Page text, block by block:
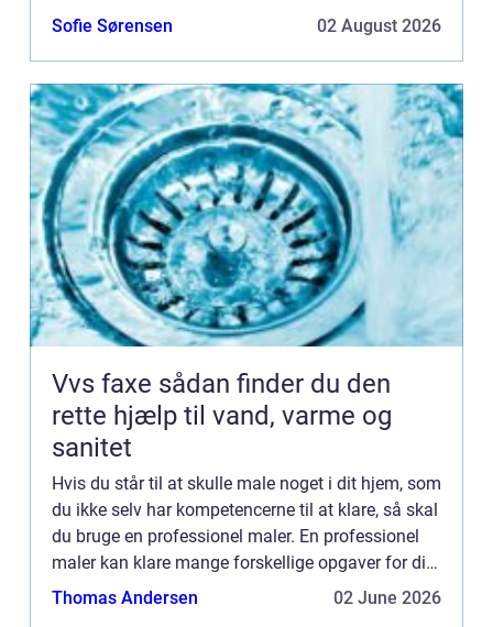
i forbindelse med husrenovering eller hvis du...
Sofie Sørensen 02 August 2026
Vvs faxe sådan finder du den
rette hjælp til vand, varme og
sanitet
Hvis du står til at skulle male noget i dit hjem, som
du ikke selv har kompetencerne til at klare, så skal
du bruge en professionel maler. En professionel
maler kan klare mange forskellige opgaver for dig
i forbindelse med husrenovering eller hvis du...
Thomas Andersen 02 June 2026